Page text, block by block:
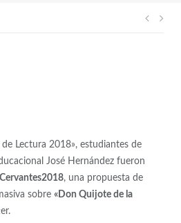
Lectura 2018», estudiantes de
José Hernández fueron
, una propuesta de
sobre «Don Quijote de la